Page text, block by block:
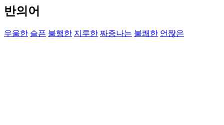
반의어
우울한 슬픈 불행한 지루한 짜증나는 불쾌한 언짢은